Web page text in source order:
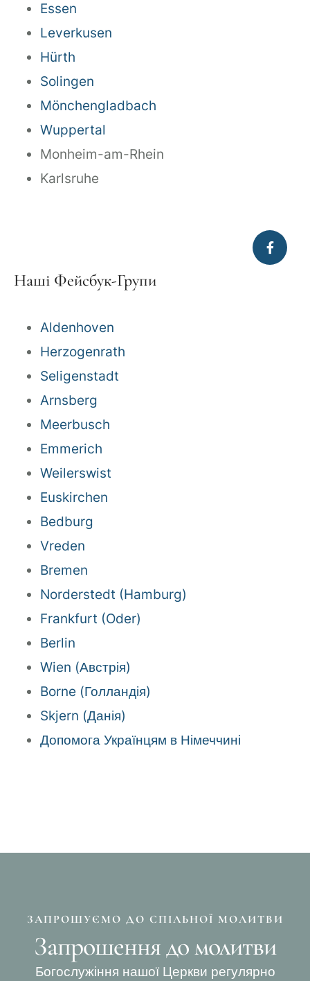
Essen
Leverkusen
Hürth
Solingen
Mönchengladbach
Wuppertal
Monheim-am-Rhein
Karlsruhe
Наші Фейсбук-Групи
Aldenhoven
Herzogenrath
Seligenstadt
Arnsberg
Meerbusch
Emmerich
Weilerswist
Euskirchen
Bedburg
Vreden
Bremen
Norderstedt (Hamburg)
Frankfurt (Oder)
Berlin
Wien (Австрія)
Borne (Голландія)
Skjern (Данія)
Допомога Українцям в Німеччині
ЗАПРОШУЄМО ДО СПІЛЬНОЇ МОЛИТВИ
Запрошення до молитви
Богослужіння нашої Церкви регулярно